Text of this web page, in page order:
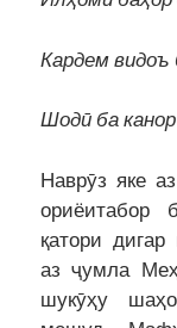
Кардем видоъ
Шодӣ ба
Наврӯз яке
ориёитабор
қатори
аз ҷумла
шукӯҳу